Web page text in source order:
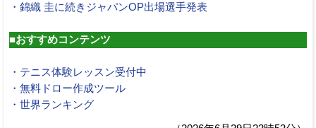
・錦織 圭に続きジャパンOP出場選手発表
■おすすめコンテンツ
・テニス体験レッスン受付中
・無料ドロー作成ツール
・世界ランキング